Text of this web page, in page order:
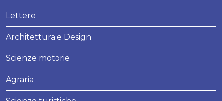
Lettere
Architettura e Design
Scienze motorie
Agraria